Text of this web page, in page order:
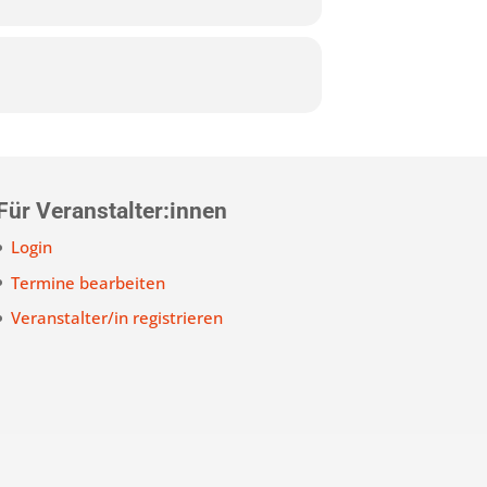
Veranstalter:innen
Login
Termine bearbeiten
Veranstalter/in registrieren